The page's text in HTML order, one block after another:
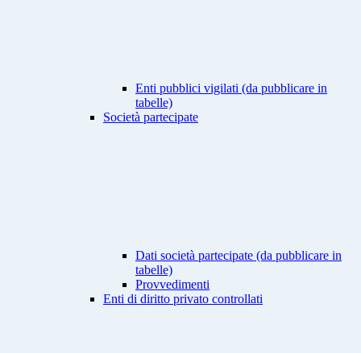
Enti pubblici vigilati (da pubblicare in
tabelle)
Società partecipate
Dati società partecipate (da pubblicare in
tabelle)
Provvedimenti
Enti di diritto privato controllati